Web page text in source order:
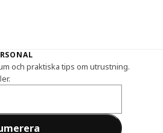
och praktiska tips om utrustning.